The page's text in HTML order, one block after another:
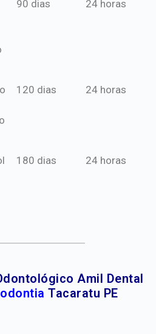
90 dias 24 horas
120 dias 24 horas
180 dias 24 horas
Amil Dental
Tacaratu PE